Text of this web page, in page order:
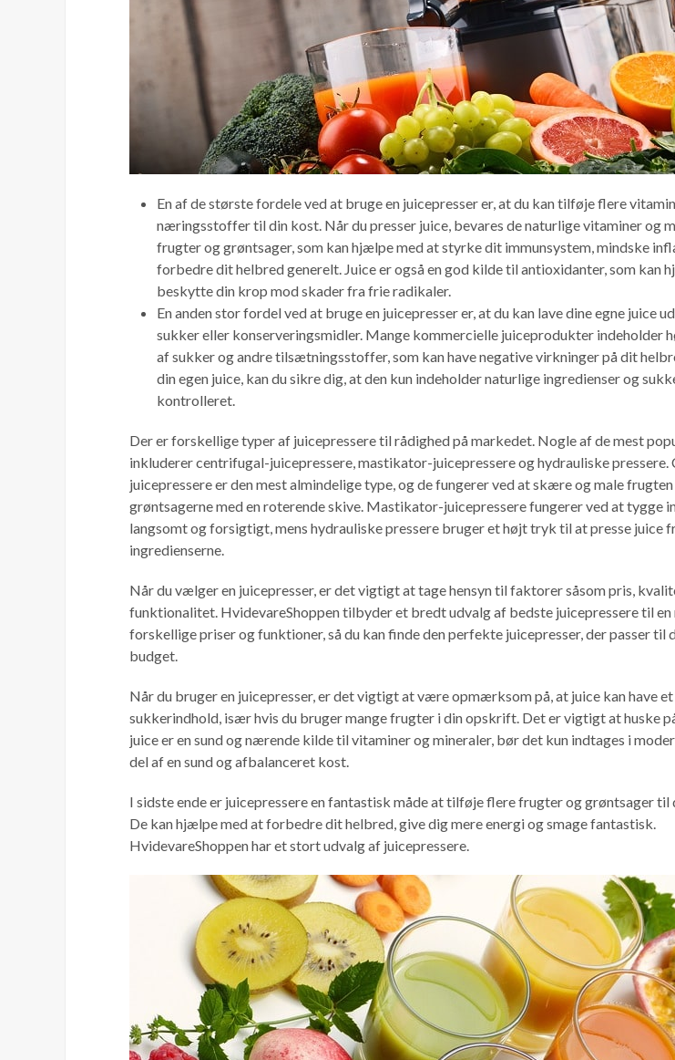
En af de største fordele ved at bruge en juicepresser er, at du kan tilføje flere
næringsstoffer til din kost. Når du presser juice, bevares de naturlige vitaminer og
frugter og grøntsager, som kan hjælpe med at styrke dit immunsystem, mindske
forbedre dit helbred generelt. Juice er også en god kilde til antioxidanter, som kan
beskytte din krop mod skader fra frie radikaler.
En anden stor fordel ved at bruge en juicepresser er, at du kan lave dine egne juice
sukker eller konserveringsmidler. Mange kommercielle juiceprodukter indeholder
af sukker og andre tilsætningsstoffer, som kan have negative virkninger på dit
din egen juice, kan du sikre dig, at den kun indeholder naturlige ingredienser og
kontrolleret.
Der er forskellige typer af juicepressere til rådighed på markedet. Nogle af de mest
inkluderer centrifugal-juicepressere, mastikator-juicepressere og hydrauliske pressere.
juicepressere er den mest almindelige type, og de fungerer ved at skære og male
grøntsagerne med en roterende skive. Mastikator-juicepressere fungerer ved at tygge
langsomt og forsigtigt, mens hydrauliske pressere bruger et højt tryk til at presse juice
ingredienserne.
Når du vælger en juicepresser, er det vigtigt at tage hensyn til faktorer såsom pris,
funktionalitet. HvidevareShoppen tilbyder et bredt udvalg af bedste juicepressere til
forskellige priser og funktioner, så du kan finde den perfekte juicepresser, der passer til
budget.
Når du bruger en juicepresser, er det vigtigt at være opmærksom på, at juice kan have
sukkerindhold, især hvis du bruger mange frugter i din opskrift. Det er vigtigt at huske
juice er en sund og nærende kilde til vitaminer og mineraler, bør det kun indtages i
del af en sund og afbalanceret kost.
I sidste ende er juicepressere en fantastisk måde at tilføje flere frugter og grøntsager til
De kan hjælpe med at forbedre dit helbred, give dig mere energi og smage fantastisk.
HvidevareShoppen har et stort udvalg af juicepressere.
Vil du gerne leve et
Så tilmeld dig til vores nyhedsbrev med